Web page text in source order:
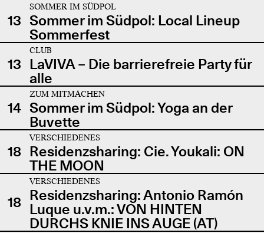
13
SOMMER IM SÜDPOL
Sommer im Südpol: Local Lineup
Sommerfest
13
CLUB
LaVIVA – Die barrierefreie Party für
alle
14
ZUM MITMACHEN
Sommer im Südpol: Yoga an der
Buvette
18
VERSCHIEDENES
Residenzsharing: Cie. Youkali: ON
THE MOON
18
VERSCHIEDENES
Residenzsharing: Antonio Ramón
Luque u.v.m.: VON HINTEN
DURCHS KNIE INS AUGE (AT)